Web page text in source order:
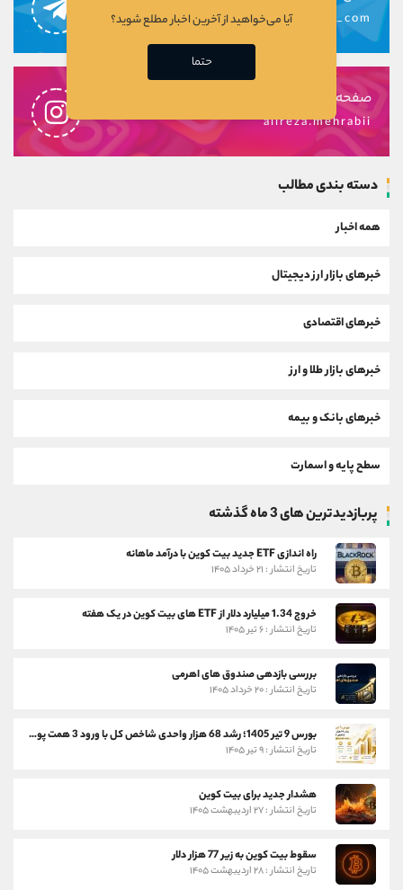
alirezamehrabi_com
صفحه اینستاگرام
alireza.mehrabii
دسته بندی مطالب
همه اخبار
خبرهای بازار ارز دیجیتال
خبرهای اقتصادی
خبرهای بازار طلا و ارز
خبرهای بانک و بیمه
سطح پایه و اسمارت
پربازدیدترین های 3 ماه گذشته
راه اندازی ETF جدید بیت کوین با درآمد ماهانه
تاریخ انتشار : ۲۱ خرداد ۱۴۰۵
خروج 1.34 میلیارد دلار از ETF های بیت کوین در یک هفته
تاریخ انتشار : ۶ تیر ۱۴۰۵
بررسی بازدهی صندوق های اهرمی
تاریخ انتشار : ۲۰ خرداد ۱۴۰۵
بورس 9 تیر 1405؛ رشد 68 هزار واحدی شاخص کل با ورود 3 همت پول حقیقی
تاریخ انتشار : ۹ تیر ۱۴۰۵
هشدار جدید برای بیت کوین
تاریخ انتشار : ۲۷ اردیبهشت ۱۴۰۵
سقوط بیت کوین به زیر 77 هزار دلار
تاریخ انتشار : ۲۸ اردیبهشت ۱۴۰۵
آیا می‌خواهید از آخرین اخبار مطلع شوید؟
حتما